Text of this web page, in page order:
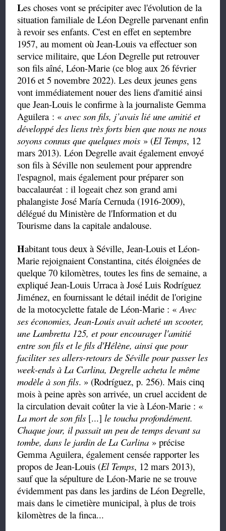
Les choses vont se précipiter avec l'évolution de la
situation familiale de Léon Degrelle parvenant enfin
à revoir ses enfants. C'est en effet en septembre
1957, au moment où Jean-Louis va effectuer son
service militaire, que Léon Degrelle put retrouver
son fils aîné, Léon-Marie (ce blog aux 26 février
2016 et 5 novembre 2022). Les deux jeunes gens
vont immédiatement nouer des liens d'amitié ainsi
que Jean-Louis le confirme à la journaliste Gemma
Aguilera : «avec son fils, j’avais lié une amitié et
développé des liens très forts bien que nous ne nous
soyons connus que quelques mois » (El Temps, 12
mars 2013). Léon Degrelle avait également envoyé
son fils à Séville non seulement pour apprendre
l'espagnol, mais également pour préparer son
baccalauréat : il logeait chez son grand ami
phalangiste José María Cernuda (1916-2009),
délégué du Ministère de l'Information et du
Tourisme dans la capitale andalouse.
Habitant tous deux à Séville, Jean-Louis et Léon-
Marie rejoignaient Constantina, cités éloignées de
quelque 70 kilomètres, toutes les fins de semaine, a
expliqué Jean-Louis Urraca à José Luis Rodríguez
Jiménez, en fournissant le détail inédit de l'origine
de la motocyclette fatale de Léon-Marie : «Avec
ses économies, Jean-Louis avait acheté un scooter,
une Lambretta 125, et pour encourager l'amitié
entre son fils et le fils d'Hélène, ainsi que pour
faciliter ses allers-retours de Séville pour passer les
week-ends à La Carlina, Degrelle acheta le même
modèle à son fils. » (Rodríguez, p. 256). Mais cinq
mois à peine après son arrivée, un cruel accident de
la circulation devait coûter la vie à Léon-Marie : «
La mort de son fils [...] le toucha profondément.
Chaque jour, il passait un peu de temps devant sa
tombe, dans le jardin de La Carlina » précise
Gemma Aguilera, également censée rapporter les
propos de Jean-Louis (El Temps, 12 mars 2013),
sauf que la sépulture de Léon-Marie ne se trouve
évidemment pas dans les jardins de Léon Degrelle,
mais dans le cimetière municipal, à plus de trois
kilomètres de la finca...